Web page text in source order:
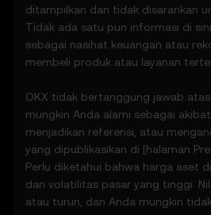
ditampilkan dan tidak disarankan
Tidak ada satu pun informasi di
sebagai nasihat keuangan atau
membeli produk atau layanan
OKX tidak bertanggung jawab
mungkin Anda alami sebagai
menjadikan referensi, atau
yang dipublikasikan di [halaman
Perlu diketahui bahwa harga aset
dan volatilitas pasar yang tinggi.
atau turun, dan Anda mungkin
termasuk visualisasi
• Notifikasi atau
aktivitas pasar yang tidak
3.3 Fitur Prediksi Harga tidak
boleh dijadikan dasar untuk
keputusan investasi atau
4. Kewajiban Anda
4.1 Anda setuju untuk:
• Mematuhi semua
pembaruannya.